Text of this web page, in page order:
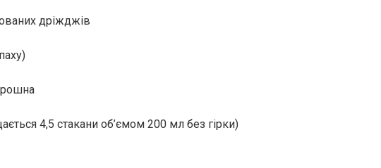
дріжджів
4,5 стакани об’ємом 200 мл без гірки)